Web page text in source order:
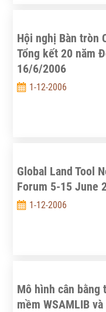
Hội nghị Bàn tròn
Tổng kết 20 năm
16/6/2006
1-12-2006
Global Land Tool
Forum 5-15 June
1-12-2006
Mô hình cân bằng
mềm WSAMLIB